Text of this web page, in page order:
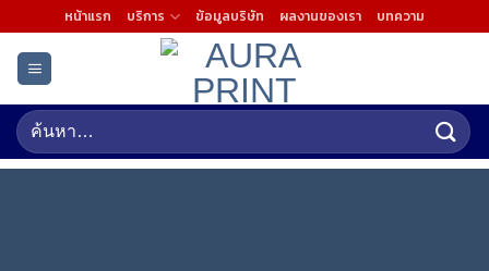
to
content
หน้าแรก บริการ ข้อมูลบริษัท ผลงานของเรา บทความ
ค้นหา: